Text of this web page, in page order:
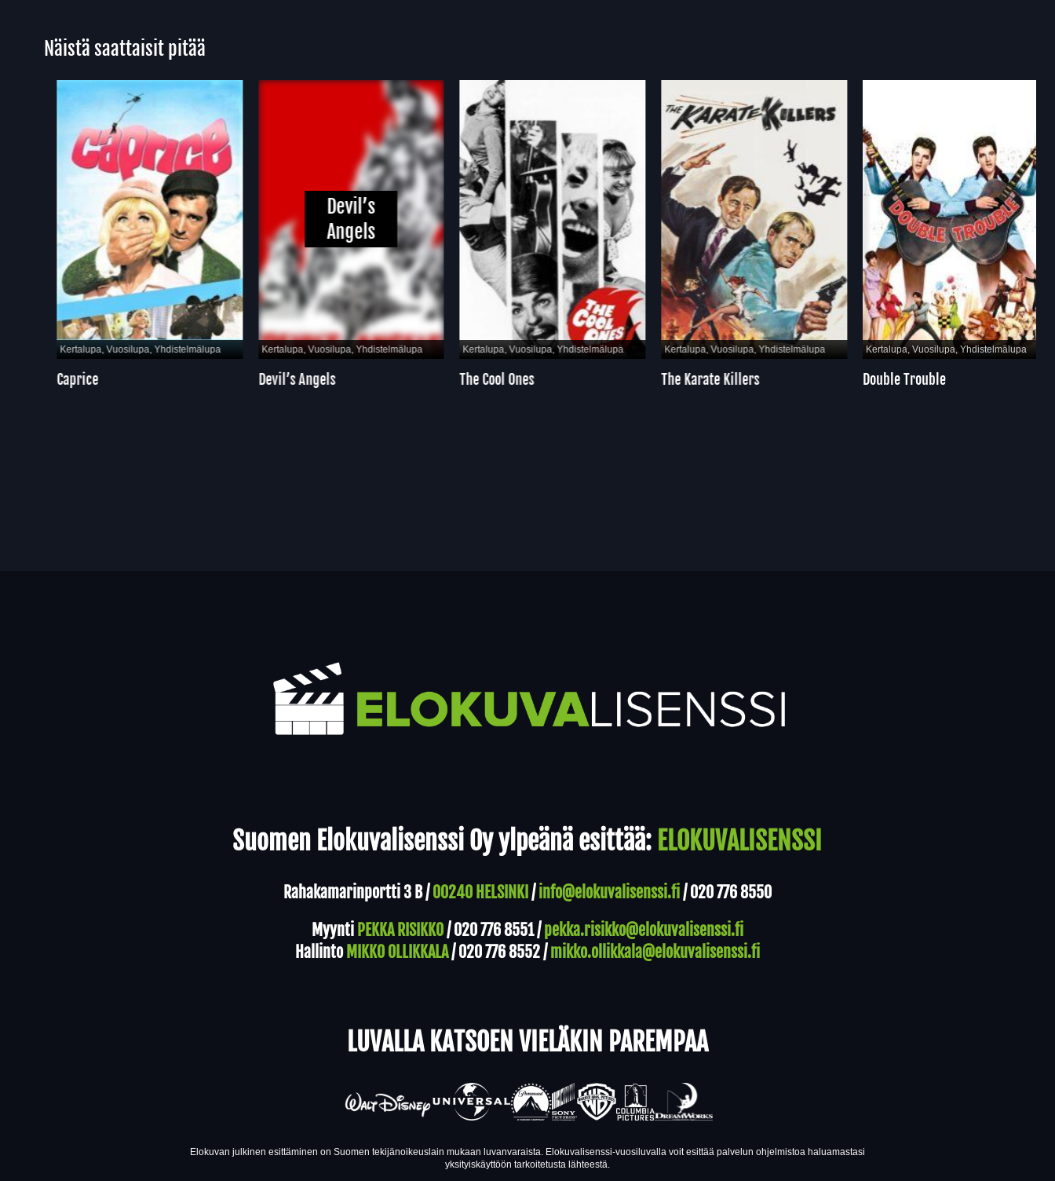
Näistä saattaisit pitää
Kertalupa, Vuosilupa, Yhdistelmälupa
Caprice
Devil’s
Angels
Kertalupa, Vuosilupa, Yhdistelmälupa
Devil’s Angels
Kertalupa, Vuosilupa, Yhdistelmälupa
The Cool Ones
Kertalupa, Vuosilupa, Yhdistelmälupa
The Karate Killers
Kertalupa, Vuosilupa, Yhdistelmälupa
Double Trouble
Suomen Elokuvalisenssi Oy ylpeänä esittää: ELOKUVALISENSSI
Rahakamarinportti 3 B /00240 HELSINKI /info@elokuvalisenssi.fi/020 776 8550
Myynti PEKKA RISIKKO/020 776 8551/pekka.risikko@elokuvalisenssi.fi
Hallinto MIKKO OLLIKKALA/020 776 8552/mikko.ollikkala@elokuvalisenssi.fi
LUVALLA KATSOEN VIELÄKIN PAREMPAA
Elokuvan julkinen esittäminen on Suomen tekijänoikeuslain mukaan luvanvaraista. Elokuvalisenssi-vuosiluvalla voit esittää palvelun ohjelmistoa haluamastasi
yksityiskäyttöön tarkoitetusta lähteestä.